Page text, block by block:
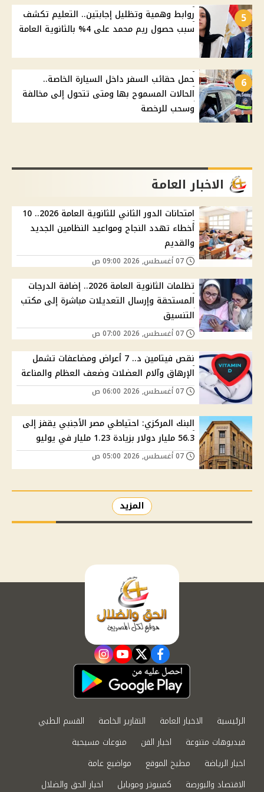
5
روابط وهمية وتظليل إجابتين.. التعليم تكشف
سبب حصول ريم محمد على 4% بالثانوية العامة
6
حمل حقائب السفر داخل السيارة الخاصة..
الحالات المسموح بها ومتى تتحول إلى مخالفة
وسحب للرخصة
الاخبار العامة
امتحانات الدور الثاني للثانوية العامة 2026.. 10
أخطاء تهدد النجاح ومواعيد النظامين الجديد
والقديم
تظلمات الثانوية العامة 2026.. إضافة الدرجات
المستحقة وإرسال التعديلات مباشرة إلى مكتب
التنسيق
نقص فيتامين د.. 7 أعراض ومضاعفات تشمل
الإرهاق وآلام العضلات وضعف العظام والمناعة
البنك المركزي: احتياطي مصر الأجنبي يقفز إلى
56.3 مليار دولار بزيادة 1.23 مليار في يوليو
المزيد
facebook
twitter
youtube
instagram
الرئيسية الاخبار العامة التقارير الخاصة
القسم الطبي
فيديوهات متنوعة
اخبار الفن
منوعات مسيحية
اخبار الرياضة
مطبخ الموقع
مواضيع عامة
الاقتصاد والبورصة
كمبيوتر وموبايل اخبار الحق والضلال